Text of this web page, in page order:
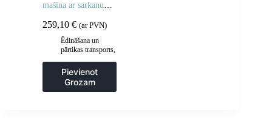
mašīna ar sarkanu
259,10 € (ar PVN)
Ēdināšana un
pārtikas transports,
Popkorna mašīnas
Pievienot
Grozam